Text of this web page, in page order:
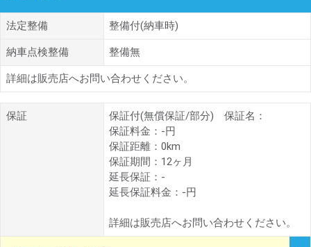
法定整備 整備付(納車時)
納車点検整備 整備無
詳細は販売店へお問い合わせください。
保証
保証付(無償保証/部分) 保証名：
保証料金：-円
保証距離：0km
保証期間：12ヶ月
延長保証：-
延長保証料金：-円
詳細は販売店へお問い合わせください。